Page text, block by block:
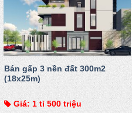
Bán gấp 3 nền đất 300m2
(18x25m)
Giá: 1 tỉ 500 triệu